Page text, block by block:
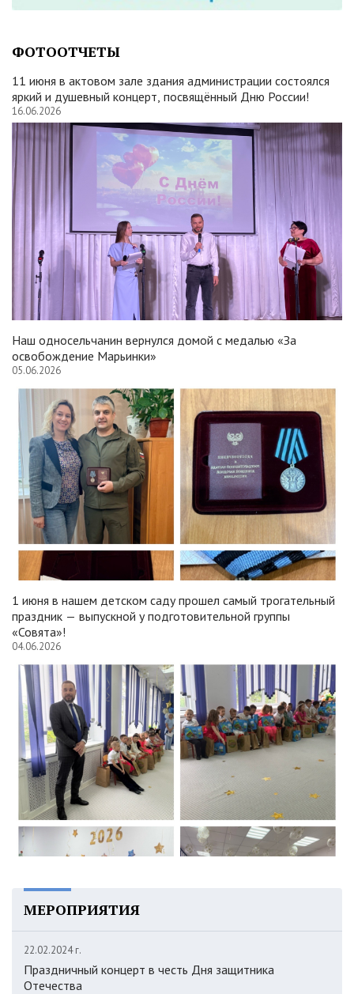
ФОТООТЧЕТЫ
11 июня в актовом зале здания администрации состоялся
яркий и душевный концерт, посвящённый Дню России!
16.06.2026
Наш односельчанин вернулся домой с медалью «За
освобождение Марьинки»
05.06.2026
1 июня в нашем детском саду прошел самый трогательный
праздник — выпускной у подготовительной группы
«Совята»!
04.06.2026
МЕРОПРИЯТИЯ
22.02.2024 г.
Праздничный концерт в честь Дня защитника
Отечества